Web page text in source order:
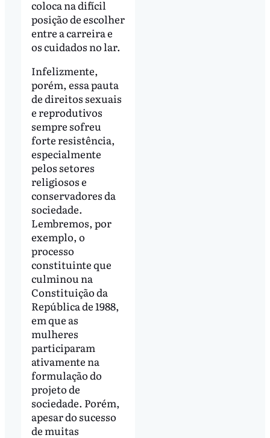
coloca na difícil
posição de escolher
entre a carreira e
os cuidados no lar.
Infelizmente,
porém, essa pauta
de direitos sexuais
e reprodutivos
sempre sofreu
forte resistência,
especialmente
pelos setores
religiosos e
conservadores da
sociedade.
Lembremos, por
exemplo, o
processo
constituinte que
culminou na
Constituição da
República de 1988,
em que as
mulheres
participaram
ativamente na
formulação do
projeto de
sociedade. Porém,
apesar do sucesso
de muitas